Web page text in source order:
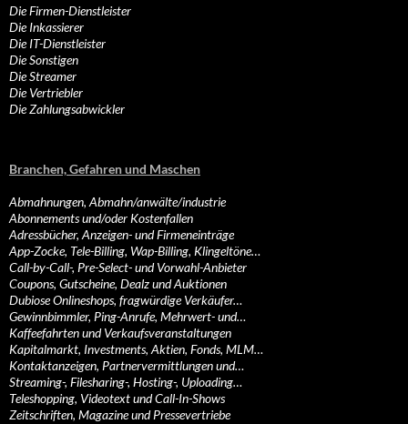
Die Firmen-Dienstleister
Die Inkassierer
Die IT-Dienstleister
Die Sonstigen
Die Streamer
Die Vertriebler
Die Zahlungsabwickler
Branchen, Gefahren und Maschen
Abmahnungen, Abmahn/anwälte/industrie
Abonnements und/oder Kostenfallen
Adressbücher, Anzeigen- und Firmeneinträge
App-Zocke, Tele-Billing, Wap-Billing, Klingeltöne…
Call-by-Call-, Pre-Select- und Vorwahl-Anbieter
Coupons, Gutscheine, Dealz und Auktionen
Dubiose Onlineshops, fragwürdige Verkäufer…
Gewinnbimmler, Ping-Anrufe, Mehrwert- und…
Kaffeefahrten und Verkaufsveranstaltungen
Kapitalmarkt, Investments, Aktien, Fonds, MLM…
Kontaktanzeigen, Partnervermittlungen und…
Streaming-, Filesharing-, Hosting-, Uploading…
Teleshopping, Videotext und Call-In-Shows
Zeitschriften, Magazine und Pressevertriebe